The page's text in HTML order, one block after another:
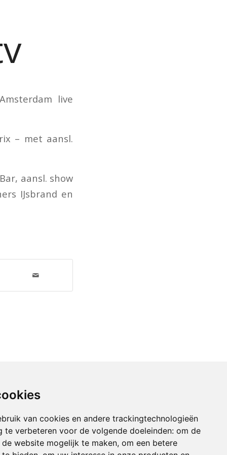
van cookies en andere trackingtechnologieën
te verbeteren voor de volgende doeleinden: om de
website mogelijk te maken, om een betere
live
– met aansl.
aansl. show
IJsbrand en